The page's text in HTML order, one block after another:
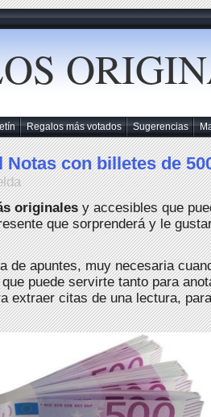
Regalos más votados Sugerencias
Notas con billetes de
originalesy accesibles que
que sorprenderá y le
de apuntes, muy necesaria
puede servirte tanto para
extraer citas de una lectura,